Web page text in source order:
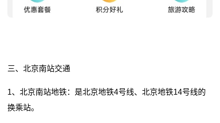
三、北京南站交通
1、北京南站地铁：是北京地铁4号线、北京地铁14号线的
换乘站。